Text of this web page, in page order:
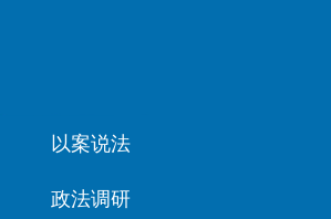
以案说法
政法调研